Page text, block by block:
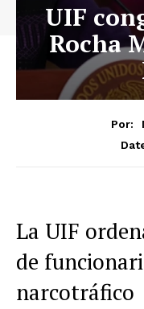
UIF
Rocha
Por:
La UIF
de
narcotráfico